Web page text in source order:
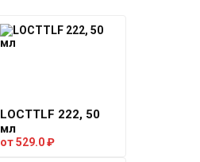
LOCTTLF 222, 50
мл
от529.0₽